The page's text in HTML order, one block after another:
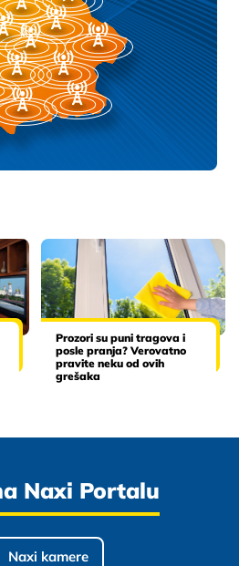
Prozori su puni tragova i
posle pranja? Verovatno
pravite neku od ovih
grešaka
Naxi Portalu
Naxi kamere